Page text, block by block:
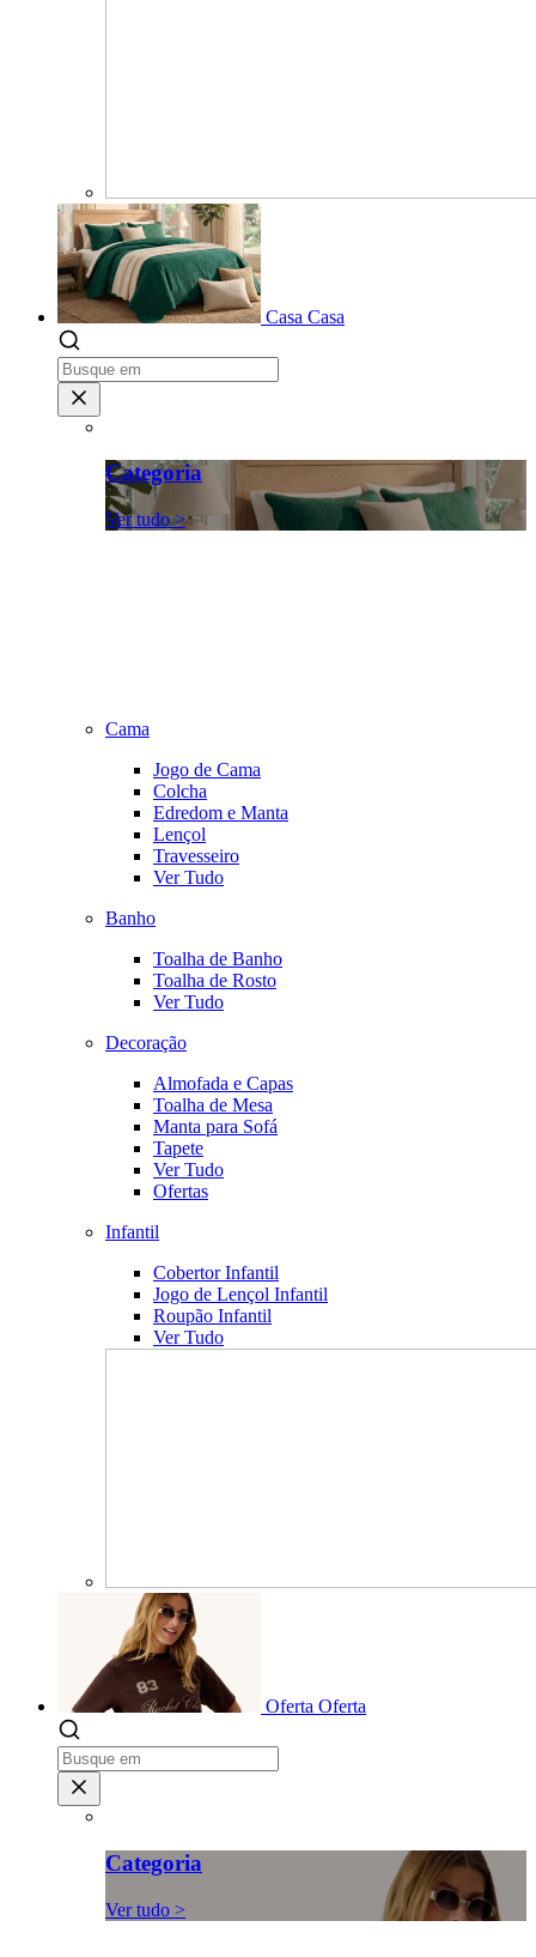
Casa Casa
Categoria
Ver tudo >
Cama
Jogo de Cama
Colcha
Edredom e Manta
Lençol
Travesseiro
Ver Tudo
Banho
Toalha de Banho
Toalha de Rosto
Ver Tudo
Decoração
Almofada e Capas
Toalha de Mesa
Manta para Sofá
Tapete
Ver Tudo
Ofertas
Infantil
Cobertor Infantil
Jogo de Lençol Infantil
Roupão Infantil
Ver Tudo
Oferta Oferta
Categoria
Ver tudo >